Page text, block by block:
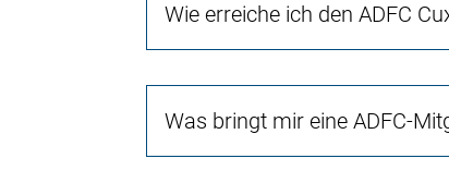
Wie erreiche ich den ADFC
Was bringt mir eine ADFC-